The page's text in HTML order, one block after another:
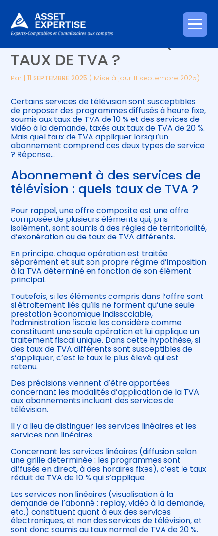
Aller
au
Créer et reprendre une activité
Gérer votre quotidien
Piloter votre entreprise
Développer votre entreprise
Construire votre patrimoine
Être prêt pour la facturation
électronique
Piloter votre gestion
Suivre votre comptabilité
Gérer vos ressources humaines
ABONNEMENTS TV : QUEL
TAUX DE TVA ?
Par |11 SEPTEMBRE 2025 ( Mise à jour 11 septembre 2025)
Certains services de télévision sont susceptibles
de proposer des programmes diffusés à heure fixe,
soumis aux taux de TVA de 10 % et des services de
vidéo à la demande, taxés aux taux de TVA de 20 %.
Mais quel taux de TVA appliquer lorsqu’un
abonnement comprend ces deux types de service
? Réponse…
Abonnement à des services de
télévision : quels taux de TVA ?
Pour rappel, une offre composite est une offre
composée de plusieurs éléments qui, pris
isolément, sont soumis à des règles de territorialité,
d’exonération ou de taux de TVA différents.
En principe, chaque opération est traitée
séparément et suit son propre régime d’imposition
à la TVA déterminé en fonction de son élément
principal.
Toutefois, si les éléments compris dans l’offre sont
si étroitement liés qu’ils ne forment qu’une seule
prestation économique indissociable,
l’administration fiscale les considère comme
constituant une seule opération et lui applique un
traitement fiscal unique. Dans cette hypothèse, si
des taux de TVA différents sont susceptibles de
s’appliquer, c’est le taux le plus élevé qui est
retenu.
Des précisions viennent d’être apportées
concernant les modalités d’application de la TVA
aux abonnements incluant des services de
télévision.
Il y a lieu de distinguer les services linéaires et les
services non linéaires.
Concernant les services linéaires (diffusion selon
une grille déterminée : les programmes sont
diffusés en direct, à des horaires fixes), c’est le taux
réduit de TVA de 10 % qui s’applique.
Les services non linéaires (visualisation à la
demande de l’abonné : replay, vidéo à la demande,
etc.) constituent quant à eux des services
électroniques, et non des services de télévision, et
sont donc soumis au taux normal de TVA de 20 %.